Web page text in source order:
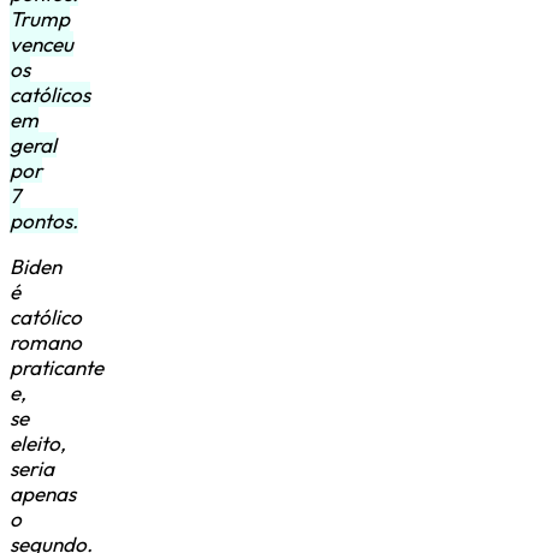
Trump
venceu
os
católicos
em
geral
por
7
pontos.
Biden
é
católico
romano
praticante
e,
se
eleito,
seria
apenas
o
segundo.